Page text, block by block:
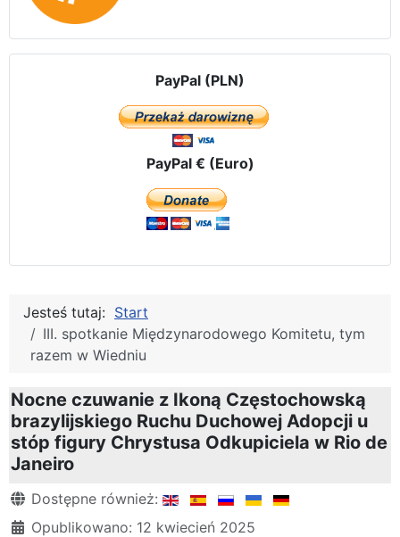
PayPal (PLN)
PayPal € (Euro)
Jesteś tutaj: Start
III. spotkanie Międzynarodowego Komitetu, tym
razem w Wiedniu
Nocne czuwanie z Ikoną Częstochowską
brazylijskiego Ruchu Duchowej Adopcji u
stóp figury Chrystusa Odkupiciela w Rio de
Janeiro
Szczegóły
Dostępne również:
Opublikowano: 12 kwiecień 2025